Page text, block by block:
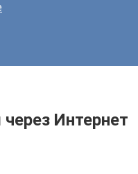
Интернет